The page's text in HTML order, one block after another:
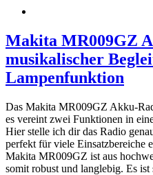
Makita MR009GZ
musikalischer
Lampenfunktion
Das Makita MR009GZ Akku-
es vereint zwei Funktionen in
Hier stelle ich dir das Radio
perfekt für viele Einsatzbereiche
Makita MR009GZ ist aus
somit robust und langlebig. Es ist